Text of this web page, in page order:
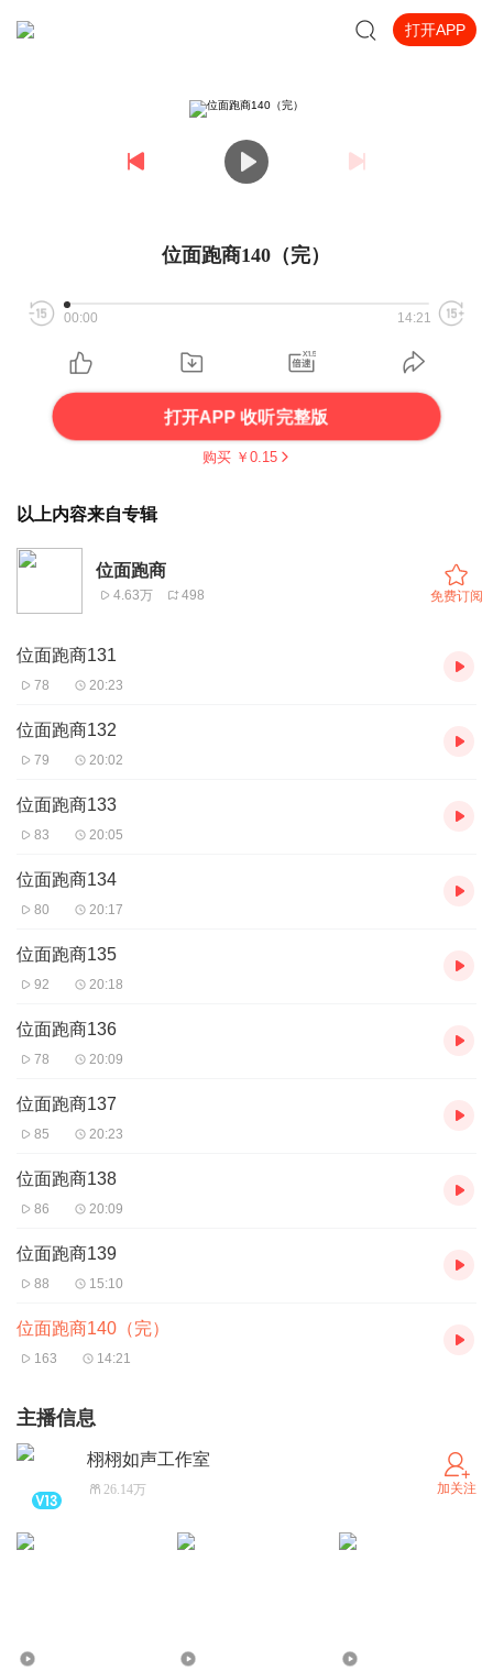
打开APP
位面跑商140（完）
00:00 14:21
打开APP 收听完整版
购买 ￥ 0.15
以上内容来自专辑
位面跑商
4.63万 498 免费订阅
位面跑商131
78 20:23
位面跑商132
79 20:02
位面跑商133
83 20:05
位面跑商134
80 20:17
位面跑商135
92 20:18
位面跑商136
78 20:09
位面跑商137
85 20:23
位面跑商138
86 20:09
位面跑商139
88 15:10
位面跑商140（完）
163 14:21
主播信息
栩栩如声工作室
26.14万 加关注